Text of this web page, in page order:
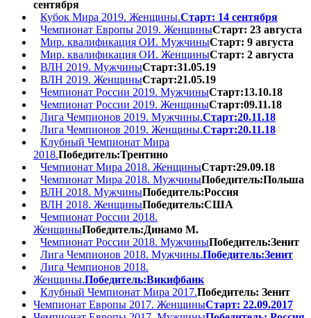
сентября
Кубок Мира 2019. Женщины.Старт: 14 сентября
Чемпионат Европы 2019. ЖенщиныСтарт: 23 августа
Мир. квалификация ОИ. МужчиныСтарт: 9 августа
Мир. квалификация ОИ. ЖенщиныСтарт: 2 августа
ВЛН 2019. МужчиныСтарт:31.05.19
ВЛН 2019. ЖенщиныСтарт:21.05.19
Чемпионат России 2019. МужчиныСтарт:13.10.18
Чемпионат России 2019. ЖенщиныСтарт:09.11.18
Лига Чемпионов 2019. Мужчины.Старт:20.11.18
Лига Чемпионов 2019. Женщины.Старт:20.11.18
Клубный Чемпионат Мира
2018.Победитель:Трентино
Чемпионат Мира 2018. ЖенщиныСтарт:29.09.18
Чемпионат Мира 2018. МужчиныПобедитель:Польша
ВЛН 2018. МужчиныПобедитель:Россия
ВЛН 2018. ЖенщиныПобедитель:США
Чемпионат России 2018.
ЖенщиныПобедитель:Динамо М.
Чемпионат России 2018. МужчиныПобедитель:Зенит
Лига Чемпионов 2018. Мужчины.Победитель:Зенит
Лига Чемпионов 2018.
Женщины.Победитель:Викифбанк
Клубный Чемпионат Мира 2017.Победитель: Зенит
Чемпионат Европы 2017. ЖенщиныСтарт: 22.09.2017